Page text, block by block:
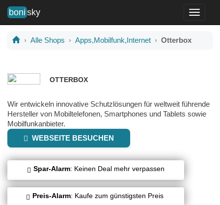
Toggle
boni sky
Alle Shops Apps,Mobilfunk,Internet Otterbox
OTTERBOX
Wir entwickeln innovative Schutzlösungen für weltweit führende
Hersteller von Mobiltelefonen, Smartphones und Tablets sowie
Mobilfunkanbieter.
WEBSEITE BESUCHEN
Spar-Alarm: Keinen Deal mehr verpassen
Preis-Alarm: Kaufe zum günstigsten Preis